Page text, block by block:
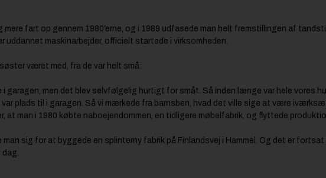
fart op gennem 1980’erne, og i 1989 udfasede man helt fremstillingen af
uddannet maskinarbejder, officielt startede i virksomheden.
været med, fra de var helt små:
garagen, men det blev selvfølgelig hurtigt for småt. Så inden længe var hele vores
plads til i garagen. Så vi mærkede fra barnsben, hvad det ville sige at være
at man i 1980 købte naboejendommen, en tidligere møbelfabrik, og flyttede
sig for at byggede en splinterny fabrik på Finlandsvej i Hammel. Og det er fortsat
dag.